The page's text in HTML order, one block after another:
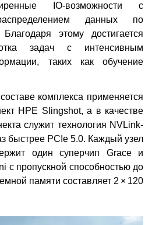
IO-возможности с
данных по
этому достигается
задач с интенсивным
таких как обучение
комплекса применяется
HPE Slingshot, а в качестве
служит технология NVLink-
быстрее PCIe 5.0. Каждый узел
один суперчип Grace и
с пропускной способностью до
памяти составляет 2 × 120